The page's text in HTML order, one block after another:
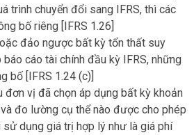
trình chuyển đổi sang IFRS, thì các
bố riêng [IFRS 1.26]
đảo ngược bất kỳ tổn thất suy
cáo tài chính đầu kỳ IFRS, những
bố [IFRS 1.24 (c)]
đơn vị đã chọn áp dụng bất kỳ khoản
đo lường cụ thể nào được cho phép
sử dụng giá trị hợp lý như là giá phí